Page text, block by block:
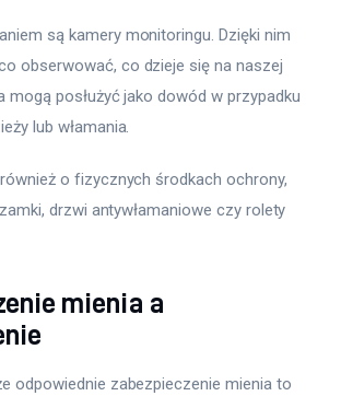
są kamery monitoringu. Dzięki nim
obserwować, co dzieje się na naszej
mogą posłużyć jako dowód w przypadku
lub włamania.
o fizycznych środkach ochrony,
drzwi antywłamaniowe czy rolety
mienia a
odpowiednie zabezpieczenie mienia to